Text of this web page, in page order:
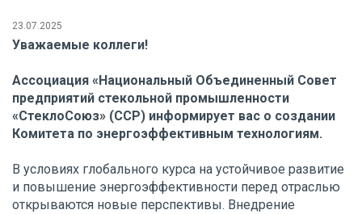
23.07.2025
Уважаемые коллеги!
Ассоциация «Национальный Объединенный Совет
предприятий стекольной промышленности
«СтеклоСоюз» (ССР) информирует вас о создании
Комитета по энергоэффективным технологиям.
В условиях глобального курса на устойчивое развитие
и повышение энергоэффективности перед отраслью
открываются новые перспективы. Внедрение